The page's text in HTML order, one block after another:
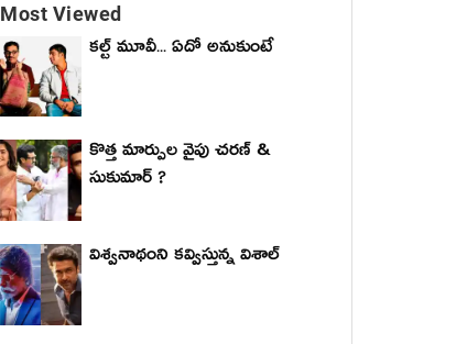
Most Viewed
కల్ట్ మూవీ... ఏదో అనుకుంటే
కొత్త మార్పుల వైపు చరణ్ &
సుకుమార్ ?
విశ్వనాథంని కవ్విస్తున్న విశాల్